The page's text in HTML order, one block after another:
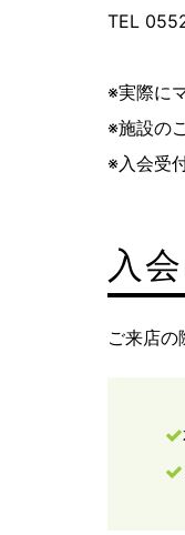
TEL
※実際に
※施設の
※入会受
入
ご来店の